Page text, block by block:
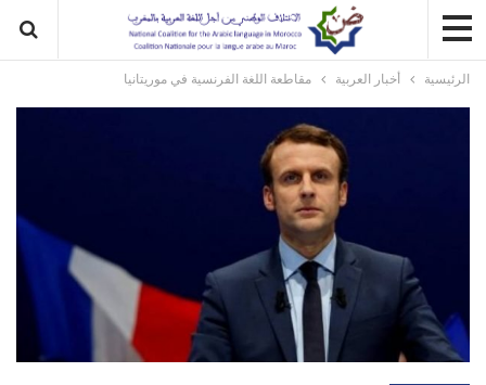
الرئيسية أخبار العربية مقاطعة اللغة الفرنسية في موريتانيا